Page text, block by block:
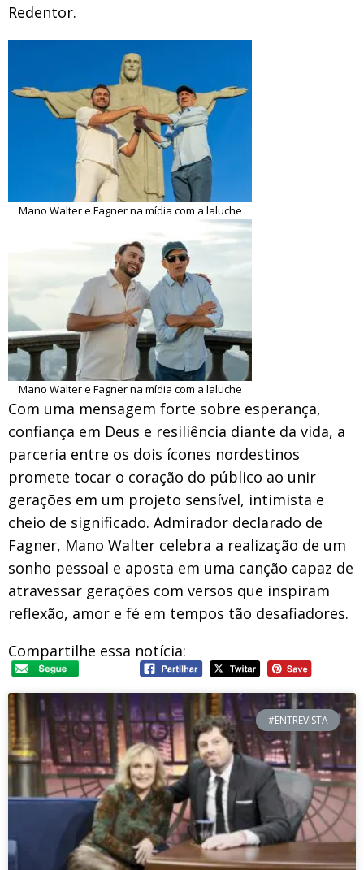
Redentor.
Mano Walter e Fagner na mídia com a laluche
Mano Walter e Fagner na mídia com a laluche
Com uma mensagem forte sobre esperança,
confiança em Deus e resiliência diante da vida, a
parceria entre os dois ícones nordestinos
promete tocar o coração do público ao unir
gerações em um projeto sensível, intimista e
cheio de significado. Admirador declarado de
Fagner, Mano Walter celebra a realização de um
sonho pessoal e aposta em uma canção capaz de
atravessar gerações com versos que inspiram
reflexão, amor e fé em tempos tão desafiadores.
Compartilhe essa notícia:
#ENTREVISTA